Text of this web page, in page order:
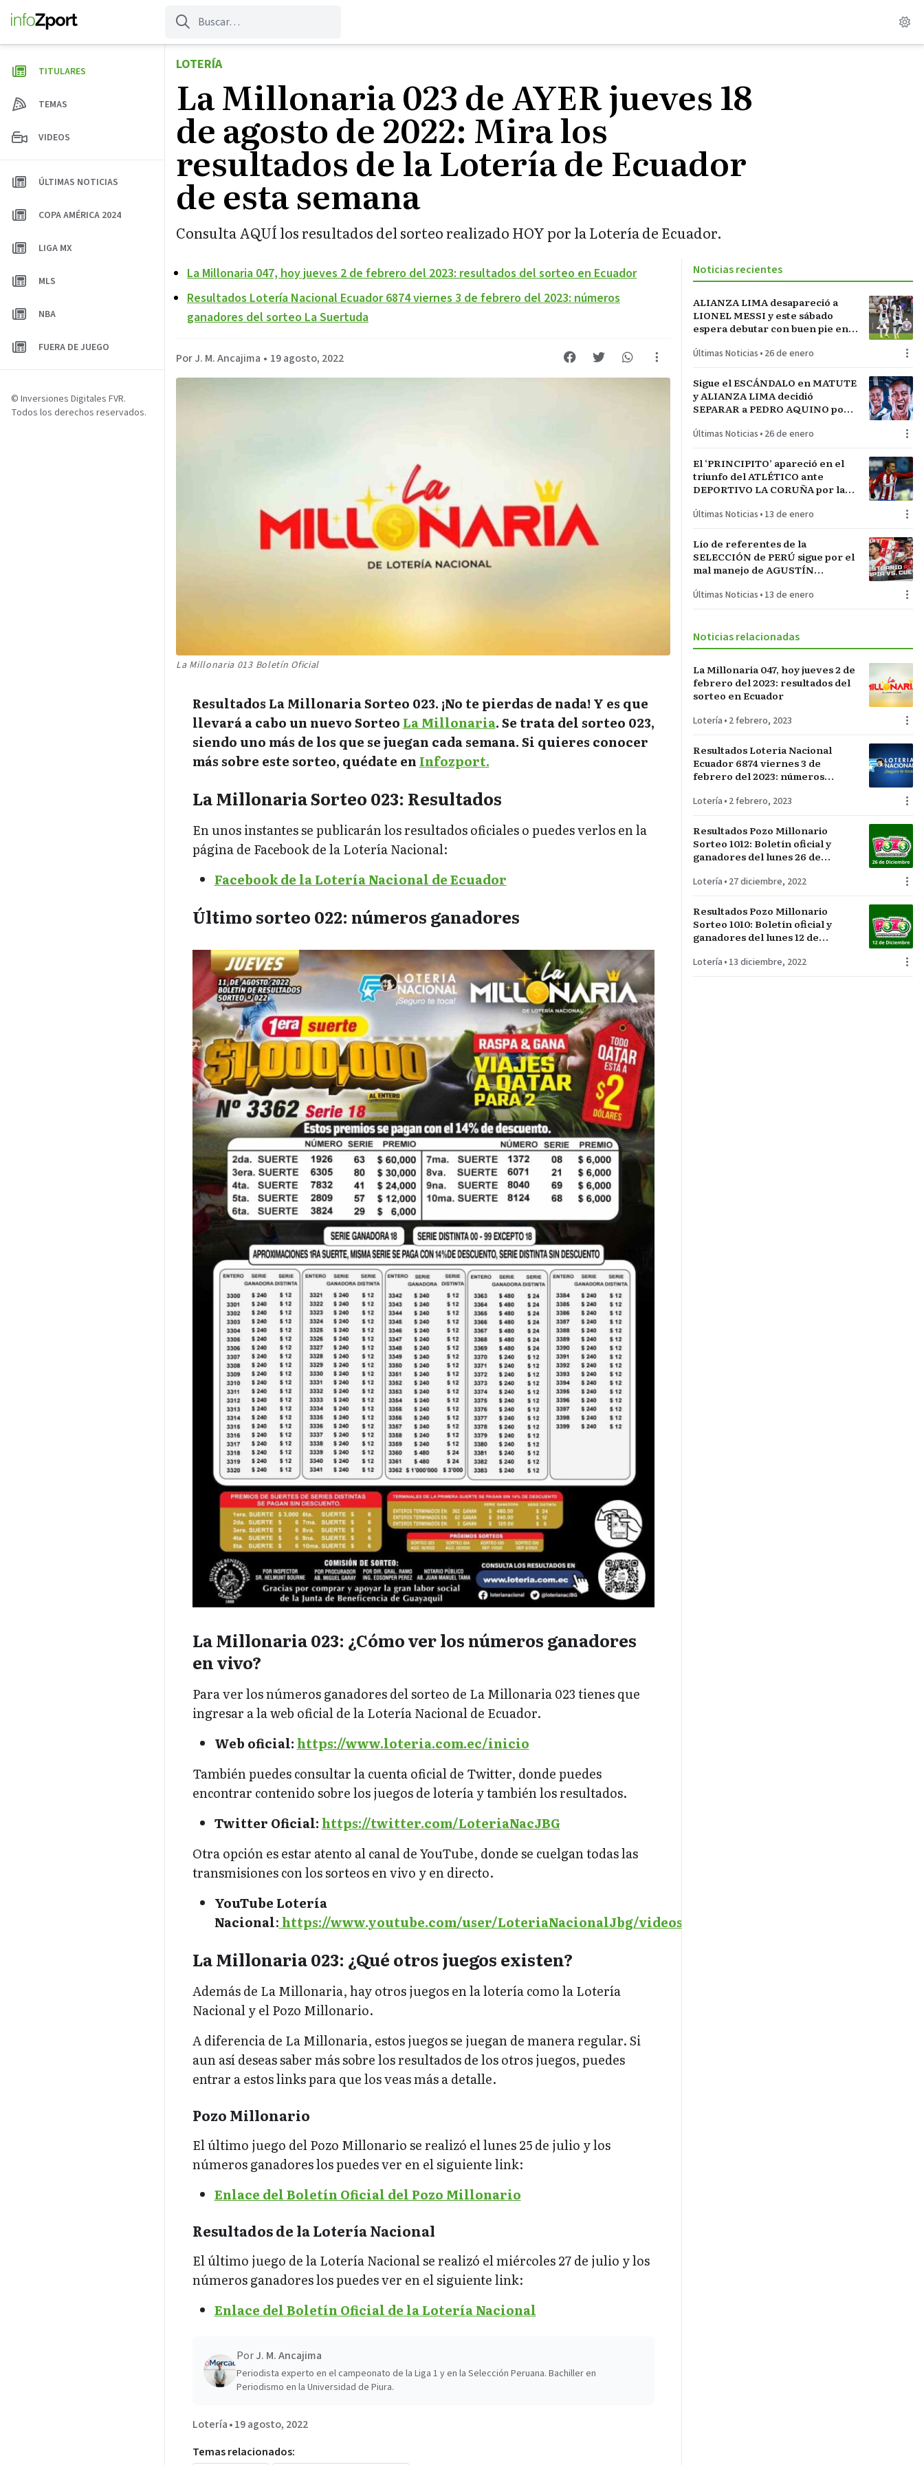
contenido
LOTERÍA
La Millonaria 023 de AYER jueves 18
de agosto de 2022: Mira los
resultados de la Lotería de Ecuador
de esta semana
Consulta AQUÍ los resultados del sorteo realizado HOY por la Lotería de Ecuador.
La Millonaria 047, hoy jueves 2 de febrero del 2023: resultados del sorteo en Ecuador
Resultados Lotería Nacional Ecuador 6874 viernes 3 de febrero del 2023: números
ganadores del sorteo La Suertuda
Por J. M. Ancajima • 19 agosto, 2022
La Millonaria 013 Boletín Oficial
Resultados La Millonaria Sorteo 023. ¡No te pierdas de nada! Y es que
llevará a cabo un nuevo Sorteo La Millonaria. Se trata del sorteo 023,
siendo uno más de los que se juegan cada semana. Si quieres conocer
más sobre este sorteo, quédate en Infozport.
La Millonaria Sorteo 023: Resultados
En unos instantes se publicarán los resultados oficiales o puedes verlos en la
página de Facebook de la Lotería Nacional:
Facebook de la Lotería Nacional de Ecuador
Último sorteo 022: números ganadores
La Millonaria 023: ¿Cómo ver los números ganadores
en vivo?
Para ver los números ganadores del sorteo de La Millonaria 023 tienes que
ingresar a la web oficial de la Lotería Nacional de Ecuador.
Web oficial: https://www.loteria.com.ec/inicio
También puedes consultar la cuenta oficial de Twitter, donde puedes
encontrar contenido sobre los juegos de lotería y también los resultados.
Twitter Oficial: https://twitter.com/LoteriaNacJBG
Otra opción es estar atento al canal de YouTube, donde se cuelgan todas las
transmisiones con los sorteos en vivo y en directo.
YouTube Lotería
Nacional: https://www.youtube.com/user/LoteriaNacionalJbg/videos
La Millonaria 023: ¿Qué otros juegos existen?
Además de La Millonaria, hay otros juegos en la lotería como la Lotería
Nacional y el Pozo Millonario.
A diferencia de La Millonaria, estos juegos se juegan de manera regular. Si
aun así deseas saber más sobre los resultados de los otros juegos, puedes
entrar a estos links para que los veas más a detalle.
Pozo Millonario
El último juego del Pozo Millonario se realizó el lunes 25 de julio y los
números ganadores los puedes ver en el siguiente link:
Enlace del Boletín Oficial del Pozo Millonario
Resultados de la Lotería Nacional
El último juego de la Lotería Nacional se realizó el miércoles 27 de julio y los
números ganadores los puedes ver en el siguiente link:
Enlace del Boletín Oficial de la Lotería Nacional
PorJ. M. Ancajima
Periodista experto en el campeonato de la Liga 1 y en la Selección Peruana. Bachiller en
Periodismo en la Universidad de Piura.
Lotería•19 agosto, 2022
Temas relacionados:
Noticias recientes
ALIANZA LIMA desapareció a
LIONEL MESSI y este sábado
espera debutar con buen pie en
Últimas Noticias • 26 de enero
Sigue el ESCÁNDALO en MATUTE
y ALIANZA LIMA decidió
SEPARAR a PEDRO AQUINO por
MONTEVIDEO
Últimas Noticias • 26 de enero
El ‘PRINCIPITO’ apareció en el
triunfo del ATLÉTICO ante
DEPORTIVO LA CORUÑA por la
Últimas Noticias • 13 de enero
Lío de referentes de la
SELECCIÓN de PERÚ sigue por el
mal manejo de AGUSTÍN
FEDERACIÓN PERUANA de
Últimas Noticias • 13 de enero
Noticias relacionadas
La Millonaria 047, hoy jueves 2 de
febrero del 2023: resultados del
sorteo en Ecuador
Lotería • 2 febrero, 2023
Resultados Lotería Nacional
Ecuador 6874 viernes 3 de
febrero del 2023: números
Suertuda
Lotería • 2 febrero, 2023
Resultados Pozo Millonario
Sorteo 1012: Boletín oficial y
ganadores del lunes 26 de
Lotería • 27 diciembre, 2022
Resultados Pozo Millonario
Sorteo 1010: Boletín oficial y
ganadores del lunes 12 de
Lotería • 13 diciembre, 2022
TITULARES
TEMAS
VIDEOS
ÚLTIMAS NOTICIAS
COPA AMÉRICA 2024
LIGA MX
MLS
NBA
FUERA DE JUEGO
© Inversiones Digitales FVR.
Todos los derechos reservados.